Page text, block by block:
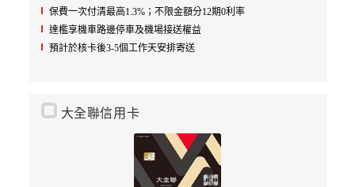
保費一次付清最高1.3%；不限金額分12期0利率
達檻享機車路邊停車及機場接送權益
預計於核卡後3-5個工作天安排寄送
大全聯信用卡